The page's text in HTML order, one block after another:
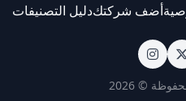
أضف شركتكدليل التصنيفات
© 2026